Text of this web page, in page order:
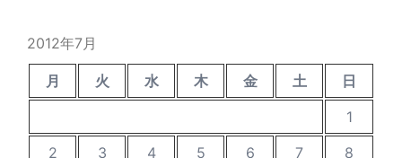
2012年7月
月 火 水 木 金 土
日
1
2
3 4 5 6 7
8